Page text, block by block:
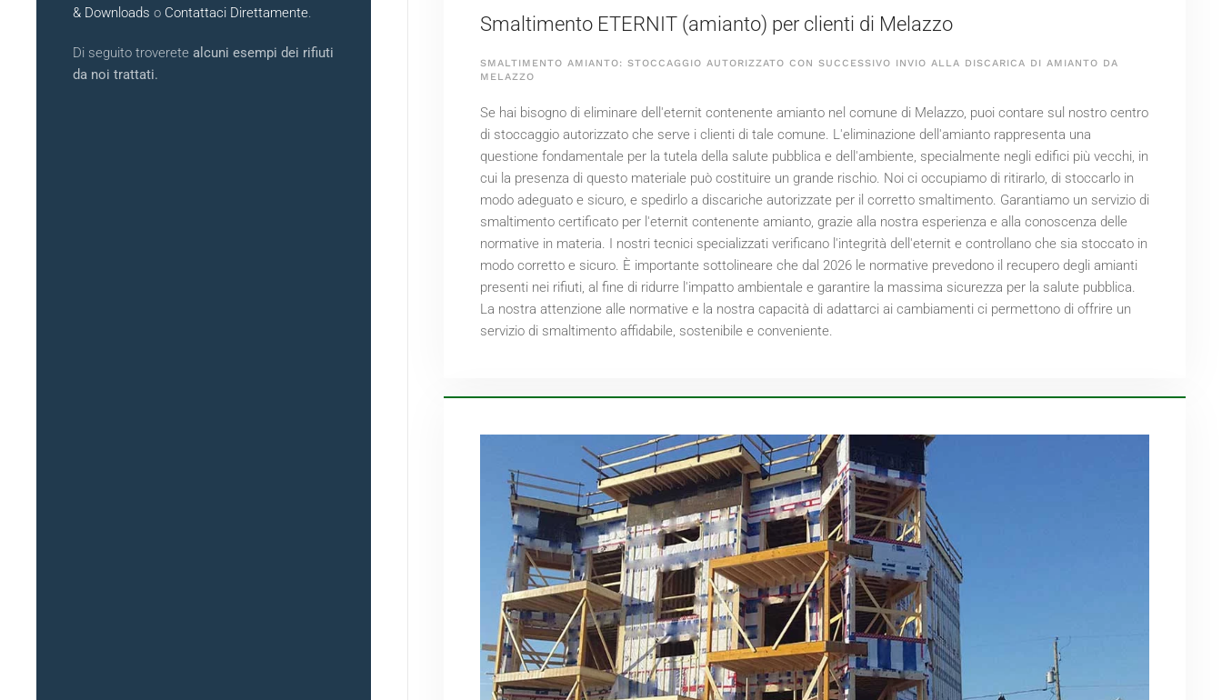
& Downloads o Contattaci Direttamente.
Di seguito troverete alcuni esempi dei rifiuti
da noi trattati.
Smaltimento ETERNIT (amianto) per clienti di Melazzo
SMALTIMENTO AMIANTO: STOCCAGGIO AUTORIZZATO CON SUCCESSIVO INVIO ALLA DISCARICA DI AMIANTO DA
MELAZZO
Se hai bisogno di eliminare dell'eternit contenente amianto nel comune di Melazzo, puoi contare sul nostro centro
di stoccaggio autorizzato che serve i clienti di tale comune. L'eliminazione dell'amianto rappresenta una
questione fondamentale per la tutela della salute pubblica e dell'ambiente, specialmente negli edifici più vecchi, in
cui la presenza di questo materiale può costituire un grande rischio. Noi ci occupiamo di ritirarlo, di stoccarlo in
modo adeguato e sicuro, e spedirlo a discariche autorizzate per il corretto smaltimento. Garantiamo un servizio di
smaltimento certificato per l'eternit contenente amianto, grazie alla nostra esperienza e alla conoscenza delle
normative in materia. I nostri tecnici specializzati verificano l'integrità dell'eternit e controllano che sia stoccato in
modo corretto e sicuro. È importante sottolineare che dal 2026 le normative prevedono il recupero degli amianti
presenti nei rifiuti, al fine di ridurre l'impatto ambientale e garantire la massima sicurezza per la salute pubblica.
La nostra attenzione alle normative e la nostra capacità di adattarci ai cambiamenti ci permettono di offrire un
servizio di smaltimento affidabile, sostenibile e conveniente.